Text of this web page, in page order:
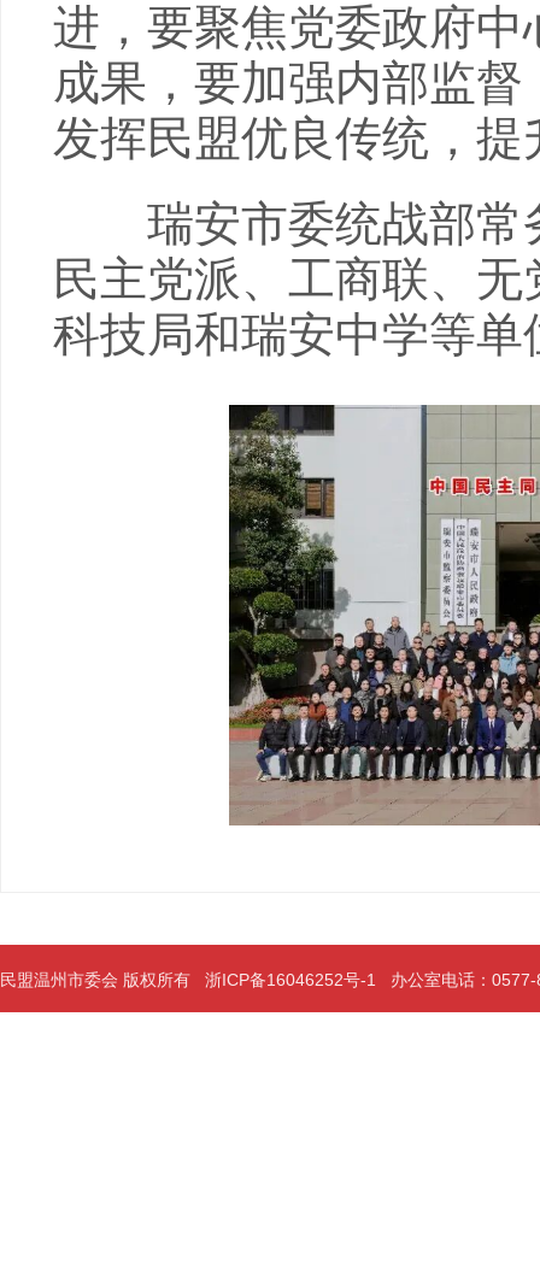
进，要聚焦党委政府
成果，要加强内部监督
发挥民盟优良传统，
瑞安市委统战部常
民主党派、工商联、
科技局和瑞安中学等
民盟温州市委会 版权所有 浙ICP备16046252号-1 办公室电话：